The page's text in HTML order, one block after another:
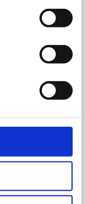
vi
på
er